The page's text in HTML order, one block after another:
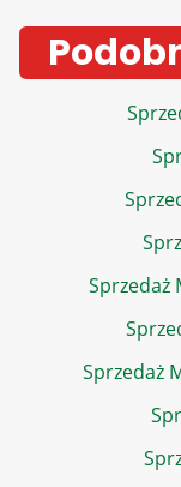
Sprzedaż
Sprzedaż